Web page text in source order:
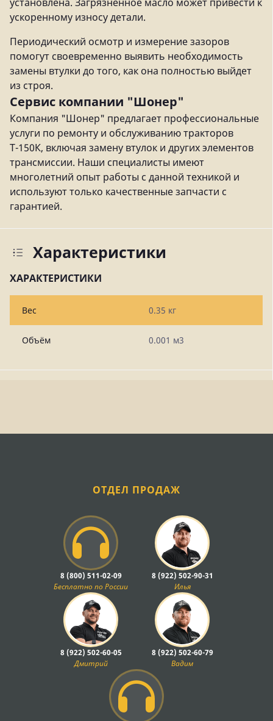
ускоренному износу детали.
Периодический осмотр и измерение зазоров
помогут своевременно выявить необходимость
замены втулки до того, как она полностью выйдет
из строя.
Сервис компании "Шонер"
Компания "Шонер" предлагает профессиональные
услуги по ремонту и обслуживанию тракторов
Т-150К, включая замену втулок и других элементов
трансмиссии. Наши специалисты имеют
многолетний опыт работы с данной техникой и
используют только качественные запчасти с
гарантией.
Характеристики
ХАРАКТЕРИСТИКИ
Вес 0.35 кг
Объём 0.001 м3
ОТДЕЛ ПРОДАЖ
8 (800) 511-02-09
Бесплатно по России
8 (922) 502-90-31
Илья
8 (922) 502-60-05
Дмитрий
8 (922) 502-60-79
Вадим